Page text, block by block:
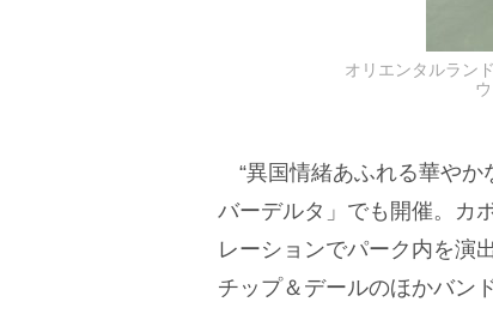
オリエンタルラン
“異国情緒あふれる華やか
バーデルタ」でも開催。カ
レーションでパーク内を演
チップ＆デールのほかバン